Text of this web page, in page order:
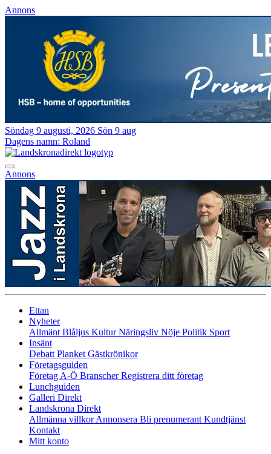
Annons
Söndag 9 augusti, 2026 Sön 9 aug
Dagens namn: Roland
Annons
Ettan
Nyheter
Allmänt Blåljus KulturNäringsliv Nöje Politik Sport
Insänt
Debatt Planket Gästkrönikor
Företagsguiden
Företag A-Ö BranscherRegistrera ditt företag
Lunchguiden
Galleri Direkt
Landskrona Direkt
Allmänna villkorAnnonsera Bli prenumerant Kundtjänst
Kontakt
Mitt konto